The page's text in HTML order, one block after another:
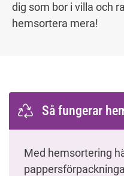
dig som bor i villa och
hemsortera mera!
Så fungerar
Med hemsortering